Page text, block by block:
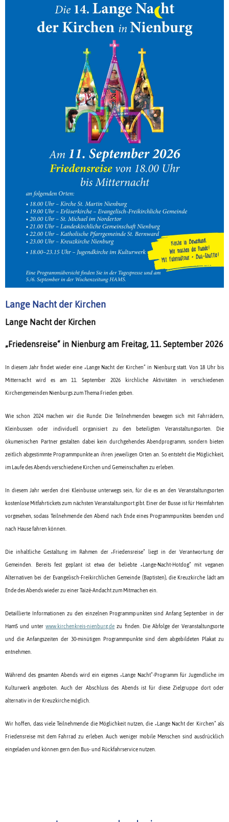
Lange Nacht der Kirchen
Lange Nacht der Kirchen
„Friedensreise“ in Nienburg am Freitag, 11. September 2026
In diesem Jahr findet wieder eine „Lange Nacht der Kirchen“ in Nienburg statt. Von 18 Uhr bis
Mitternacht wird es am 11. September 2026 kirchliche Aktivitäten in verschiedenen
Kirchengemeinden Nienburgs zum Thema Frieden geben.
Wie schon 2024 machen wir die Runde: Die Teilnehmenden bewegen sich mit Fahrrädern,
Kleinbussen oder individuell organisiert zu den beteiligten Veranstaltungsorten. Die
ökumenischen Partner gestalten dabei kein durchgehendes Abendprogramm, sondern bieten
zeitlich abgestimmte Programmpunkte an ihren jeweiligen Orten an. So entsteht die Möglichkeit,
im Laufe des Abends verschiedene Kirchen und Gemeinschaften zu erleben.
In diesem Jahr werden drei Kleinbusse unterwegs sein, für die es an den Veranstaltungsorten
kostenlose Mitfahrtickets zum nächsten Veranstaltungsort gibt. Einer der Busse ist für Heimfahrten
vorgesehen, sodass Teilnehmende den Abend nach Ende eines Programmpunktes beenden und
nach Hause fahren können.
Die inhaltliche Gestaltung im Rahmen der „Friedensreise“ liegt in der Verantwortung der
Gemeinden. Bereits fest geplant ist etwa der beliebte „Lange-Nacht-Hotdog“ mit veganen
Alternativen bei der Evangelisch-Freikirchlichen Gemeinde (Baptisten), die Kreuzkirche lädt am
Ende des Abends wieder zu einer Taizé-Andacht zum Mitmachen ein.
Detaillierte Informationen zu den einzelnen Programmpunkten sind Anfang September in der
HamS und unterwww.kirchenkreis-nienburg.de zu finden. Die Abfolge der Veranstaltungsorte
und die Anfangszeiten der 30-minütigen Programmpunkte sind dem abgebildeten Plakat zu
entnehmen.
Während des gesamten Abends wird ein eigenes „Lange Nacht“-Programm für Jugendliche im
Kulturwerk angeboten. Auch der Abschluss des Abends ist für diese Zielgruppe dort oder
alternativ in der Kreuzkirche möglich.
Wir hoffen, dass viele Teilnehmende die Möglichkeit nutzen, die „Lange Nacht der Kirchen“ als
Friedensreise mit dem Fahrrad zu erleben. Auch weniger mobile Menschen sind ausdrücklich
eingeladen und können gern den Bus- und Rückfahrservice nutzen.